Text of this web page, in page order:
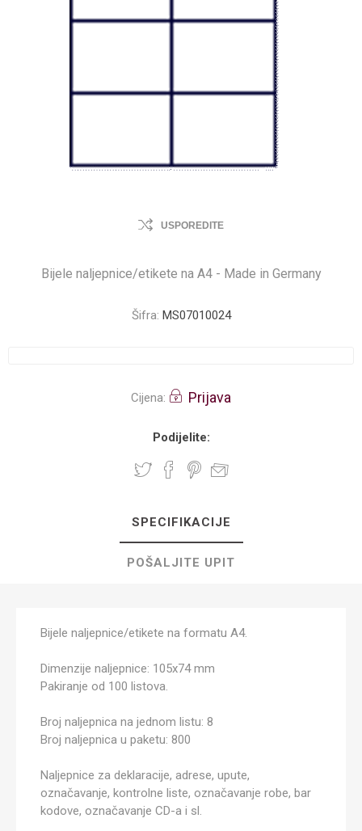
USPOREDITE
Bijele naljepnice/etikete na A4 - Made in Germany
Šifra: MS07010024
Cijena: Prijava
Podijelite:
SPECIFIKACIJE
POŠALJITE UPIT
Bijele naljepnice/etikete na formatu A4.
Dimenzije naljepnice: 105x74 mm
Pakiranje od 100 listova.
Broj naljepnica na jednom listu: 8
Broj naljepnica u paketu: 800
Naljepnice za deklaracije, adrese, upute,
označavanje, kontrolne liste, označavanje robe, bar
kodove, označavanje CD-a i sl.